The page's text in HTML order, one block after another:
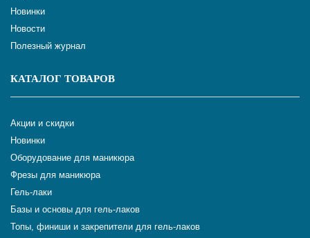
Новинки
Новости
Полезный журнал
КАТАЛОГ ТОВАРОВ
Акции и скидки
Новинки
Оборудование для маникюра
Фрезы для маникюра
Гель-лаки
Базы и основы для гель-лаков
Топы, финиши и закрепители для гель-лаков